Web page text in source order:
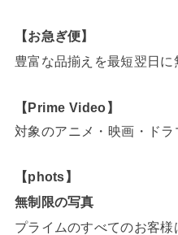
【お急ぎ便】
豊富な品揃えを最短翌日に
【Prime Video】
対象のアニメ・映画・ドラ
【phots】
無制限の写真
プライムのすべてのお客